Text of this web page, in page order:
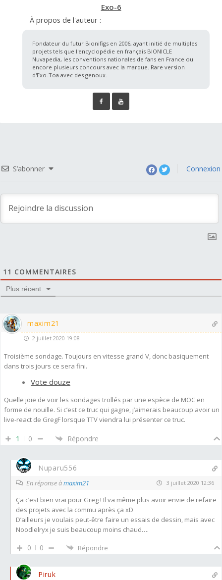
À propos de l'auteur :
Fondateur du futur Bionifigs en 2006, ayant initié de multiples
projets tels que l'encyclopédie en français BIONICLE
Nuvapedia, les conventions nationales de fans en France ou
encore plusieurs concours avec la marque. Rare version
d'Exo-Toa avec des genoux.
Exo-6
S’abonner Connexion
11 COMMENTAIRES
Plus récent
maxim21
2 juillet 2020 19:08
Troisième sondage. Toujours en vitesse grand V, donc basiquement
dans trois jours ce sera fini.
Vote douze
Quelle joie de voir les sondages trollés par une espèce de MOC en
forme de nouille. Si c’est ce truc qui gagne, j’aimerais beaucoup avoir un
live-react de GregF lorsque TTV viendra lui présenter ce truc.
1 0 Répondre
Nuparu556
En réponse àmaxim21 3 juillet 2020 12:36
Ça c’est bien vrai pour Greg ! Il va même plus avoir envie de refaire
des projets avec la commu après ça xD
D’ailleurs je voulais peut-être faire un essais de dessin, mais avec
Noodlelryx je suis beaucoup moins chaud….
0 0 Répondre
Piruk